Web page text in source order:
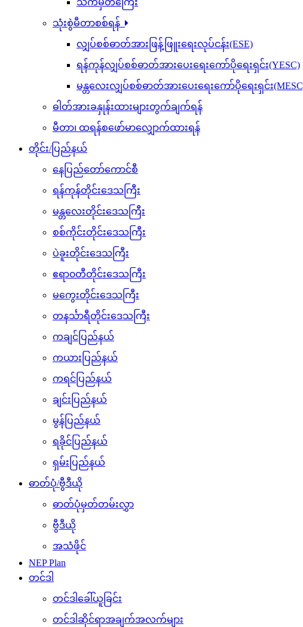
သက်မှတ်ကြေး
သုံးစွဲမီတာစစ်ရန်
လျှပ်စစ်ဓာတ်အားဖြန့်ဖြူးရေးလုပ်ငန်း(ESE)
ရန်ကုန်လျှပ်စစ်ဓာတ်အားပေးရေးကော်ပိုရေးရှင်း(YESC)
မန္တလေးလျှပ်စစ်ဓာတ်အားပေးရေးကော်ပိုရေးရှင်း
ဓါတ်အားခနှုန်းထားများတွက်ချက်ရန်
မီတာ၊ ထရန်စဖော်မာလျှောက်ထားရန်
တိုင်း/ပြည်နယ်
နေပြည်တော်ကောင်စီ
ရန်ကုန်တိုင်းဒေသကြီး
မန္တလေးတိုင်းဒေသကြီး
စစ်ကိုင်းတိုင်းဒေသကြီး
ပဲခူးတိုင်းဒေသကြီး
ဧရာ၀တီတိုင်းဒေသကြီး
မကွေးတိုင်းဒေသကြီး
တနင်္သာရီတိုင်းဒေသကြီး
ကချင်ပြည်နယ်
ကယားပြည်နယ်
ကရင်ပြည်နယ်
ချင်းပြည်နယ်
မွန်ပြည်နယ်
ရခိုင်ပြည်နယ်
ရှမ်းပြည်နယ်
ဓာတ်ပုံ/ဗွီဒီယို
ဓာတ်ပုံမှတ်တမ်းလွှာ
ဗွီဒီယို
အသံဖိုင်
NEP Plan
တင်ဒါ
တင်ဒါခေါ်ယူခြင်း
တင်ဒါဆိုင်ရာအချက်အလက်များ